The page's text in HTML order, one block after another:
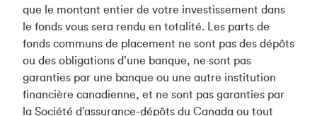
que le montant entier de votre investissement dans
le fonds vous sera rendu en totalité. Les parts de
fonds communs de placement ne sont pas des dépôts
ou des obligations d’une banque, ne sont pas
garanties par une banque ou une autre institution
financière canadienne, et ne sont pas garanties par
la Société d’assurance-dépôts du Canada ou tout